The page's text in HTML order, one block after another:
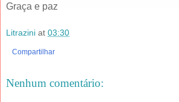
Graça e paz
Litrazini at 03:30
Compartilhar
Nenhum comentário: